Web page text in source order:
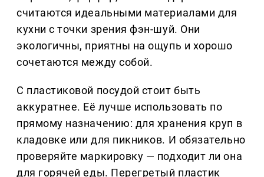
считаются идеальными материалами для
кухни с точки зрения фэн-шуй. Они
экологичны, приятны на ощупь и хорошо
сочетаются между собой.
С пластиковой посудой стоит быть
аккуратнее. Её лучше использовать по
прямому назначению: для хранения круп в
кладовке или для пикников. И обязательно
проверяйте маркировку — подходит ли она
для горячей еды. Перегретый пластик